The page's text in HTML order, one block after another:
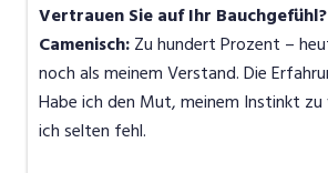
Vertrauen Sie auf Ihr Bauchgefühl?
Camenisch:Zu hundert Prozent –
noch als meinem Verstand. Die
Habe ich den Mut, meinem Instinkt
ich selten fehl.